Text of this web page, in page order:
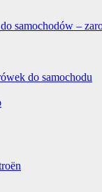
do samochodu